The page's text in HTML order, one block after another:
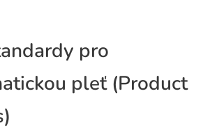
pro
pleť (Product